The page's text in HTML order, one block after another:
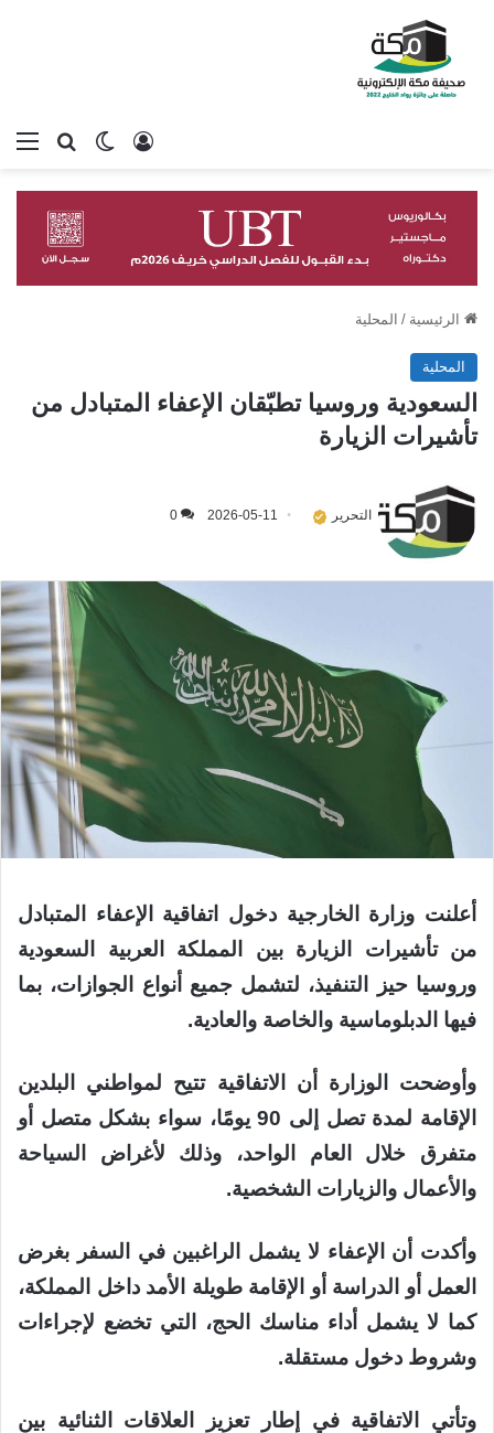
بحثالوضع
تسجيل الدخول
الرئيسية / المحلية
المحلية
السعودية وروسيا تطبّقان الإعفاء المتبادل من
تأشيرات الزيارة
التحرير 2026-05-11
0
أعلنت وزارة الخارجية دخول اتفاقية الإعفاء المتبادل
من تأشيرات الزيارة بين المملكة العربية السعودية
وروسيا حيز التنفيذ، لتشمل جميع أنواع الجوازات، بما
فيها الدبلوماسية والخاصة والعادية.
وأوضحت الوزارة أن الاتفاقية تتيح لمواطني البلدين
الإقامة لمدة تصل إلى 90 يومًا، سواء بشكل متصل أو
متفرق خلال العام الواحد، وذلك لأغراض السياحة
والأعمال والزيارات الشخصية.
وأكدت أن الإعفاء لا يشمل الراغبين في السفر بغرض
العمل أو الدراسة أو الإقامة طويلة الأمد داخل المملكة،
كما لا يشمل أداء مناسك الحج، التي تخضع لإجراءات
وشروط دخول مستقلة.
وتأتي الاتفاقية في إطار تعزيز العلاقات الثنائية بين